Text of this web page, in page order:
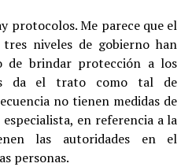
protocolos. Me parece que el
niveles de gobierno han
de brindar protección a los
da el trato como tal de
no tienen medidas de
en referencia a la
las autoridades en el
personas.